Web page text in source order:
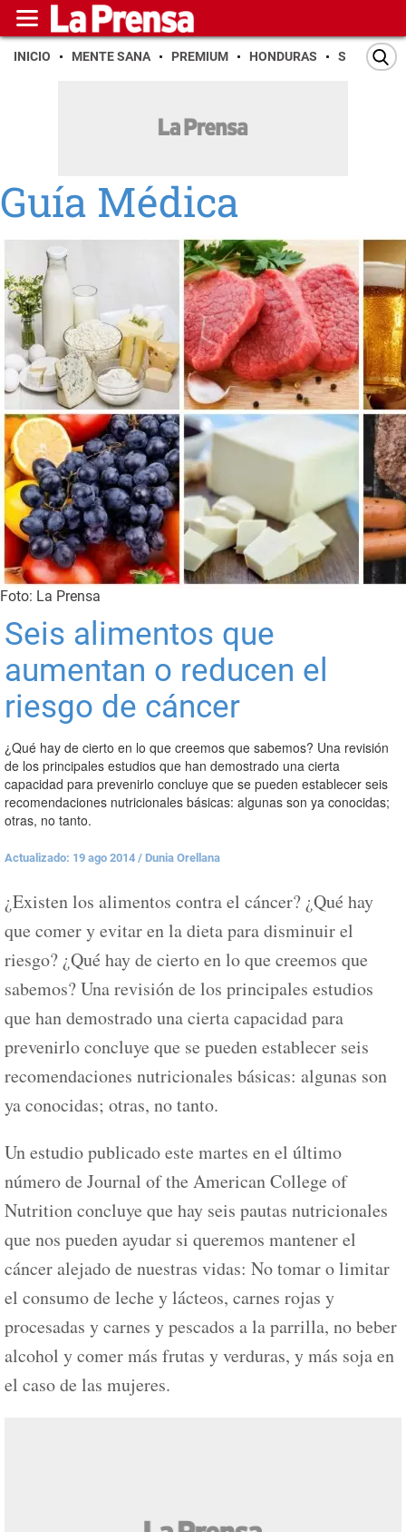
INICIO MENTE SANA PREMIUM HONDURAS SAN PEDRO
Guía Médica
Foto: La Prensa
Seis alimentos que
aumentan o reducen el
riesgo de cáncer
¿Qué hay de cierto en lo que creemos que sabemos? Una revisión
de los principales estudios que han demostrado una cierta
capacidad para prevenirlo concluye que se pueden establecer seis
recomendaciones nutricionales básicas: algunas son ya conocidas;
otras, no tanto.
Actualizado: 19 ago 2014 / Dunia Orellana
¿Existen los alimentos contra el cáncer? ¿Qué hay
que comer y evitar en la dieta para disminuir el
riesgo? ¿Qué hay de cierto en lo que creemos que
sabemos? Una revisión de los principales estudios
que han demostrado una cierta capacidad para
prevenirlo concluye que se pueden establecer seis
recomendaciones nutricionales básicas: algunas son
ya conocidas; otras, no tanto.
Un estudio publicado este martes en el último
número de Journal of the American College of
Nutrition concluye que hay seis pautas nutricionales
que nos pueden ayudar si queremos mantener el
cáncer alejado de nuestras vidas: No tomar o limitar
el consumo de leche y lácteos, carnes rojas y
procesadas y carnes y pescados a la parrilla, no beber
alcohol y comer más frutas y verduras, y más soja en
el caso de las mujeres.